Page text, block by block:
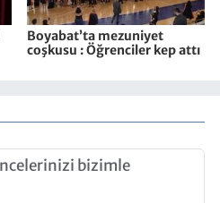
Boyabat’ta mezuniyet
coşkusu : Öğrenciler kep attı